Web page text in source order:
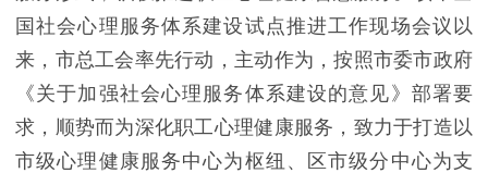
国社会心理服务体系建设试点推进工作现场会议以
来，市总工会率先行动，主动作为，按照市委市政府
《关于加强社会心理服务体系建设的意见》部署要
求，顺势而为深化职工心理健康服务，致力于打造以
市级心理健康服务中心为枢纽、区市级分中心为支